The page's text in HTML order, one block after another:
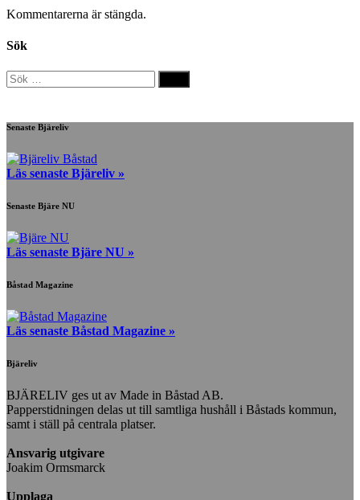
Kommentarerna är stängda.
Sök
Sök
efter:
Senaste Bjäreliv
Läs senaste Bjäreliv »
Senaste Bjäre NU
Läs senaste Bjäre NU »
Båstad Magazine
Läs senaste Båstad Magazine »
Bjäreliv
BJÄRELIV ges ut av Made in Båstad AB.
Papperstidningen delas ut till samtliga hushåll i Båstads kommun,
samt i ställ på centrala platser.
Ansvarig utgivare
Joakim Ormsmarck
Upplaga